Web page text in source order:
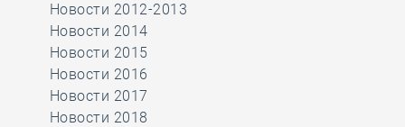
Новости 2012-2013
Новости 2014
Новости 2015
Новости 2016
Новости 2017
Новости 2018